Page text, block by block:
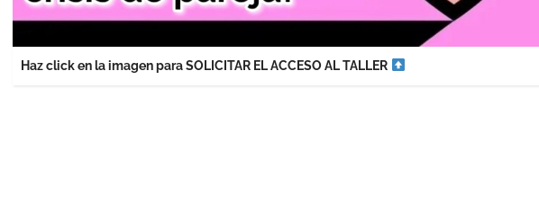
Haz click en la imagen para SOLICITAR EL ACCESO AL TALLER